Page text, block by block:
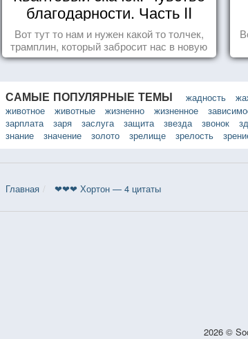
благодарности. Часть II
Вот тут то нам и нужен какой то толчек,
трамплин, который забросит нас в новую
реальность. БЛАГОДАРНОСТЬ.
САМЫЕ ПОПУЛЯРНЫЕ ТЕМЫ жадность
животное
животные жизненно жизненное
зарплата
заря заслуга защита звезда звонок
знание
значение золото зрелище зрелость
Главная ❤❤❤ Хортон — 4 цитаты
2026 ©